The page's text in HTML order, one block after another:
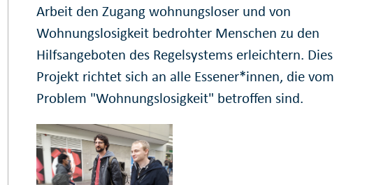
Arbeit den Zugang wohnungsloser und von
Wohnungslosigkeit bedrohter Menschen zu den
Hilfsangeboten des Regelsystems erleichtern. Dies
Projekt richtet sich an alle Essener*innen, die vom
Problem "Wohnungslosigkeit" betroffen sind.